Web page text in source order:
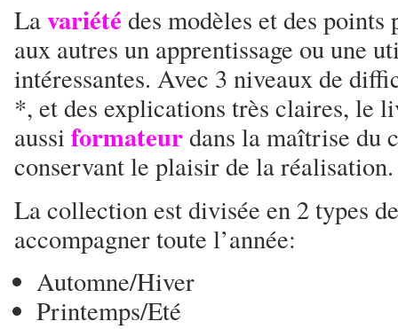
Lavariété des modèles et des
aux autres un apprentissage ou une
intéressantes. Avec 3 niveaux de
*, et des explications très claires, le
aussi formateurdans la maîtrise du
conservant le plaisir de la réalisation.
La collection est divisée en 2 types
accompagner toute l’année:
Automne/Hiver
Printemps/Eté